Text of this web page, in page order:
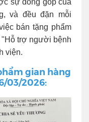
và đều đặn mỗi
bán tặng phẩm
trợ người bệnh
viện.
gian hàng
03/2026: